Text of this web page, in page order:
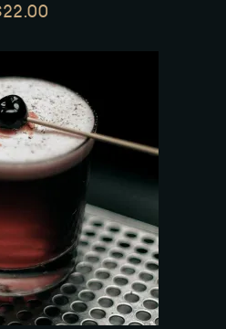
22.00